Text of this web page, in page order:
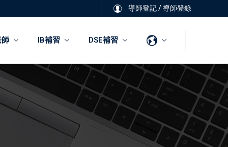
導師登記/導師登錄
IB補習 DSE補習